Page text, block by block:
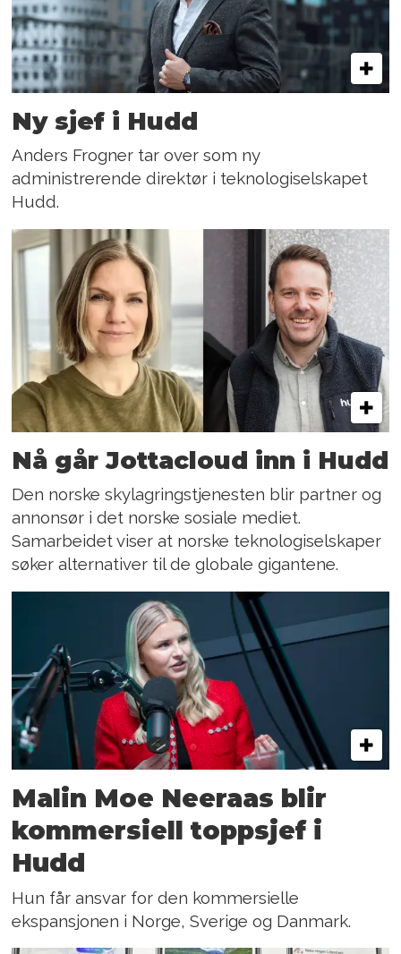
Ny sjef i Hudd
Anders Frogner tar over som ny
administrerende direktør i teknologiselskapet
Hudd.
Nå går Jottacloud inn i Hudd
Den norske skylagringstjenesten blir partner og
annonsør i det norske sosiale mediet.
Samarbeidet viser at norske teknologiselskaper
søker alternativer til de globale gigantene.
Malin Moe Neeraas blir
kommersiell toppsjef i
Hudd
Hun får ansvar for den kommersielle
ekspansjonen i Norge, Sverige og Danmark.